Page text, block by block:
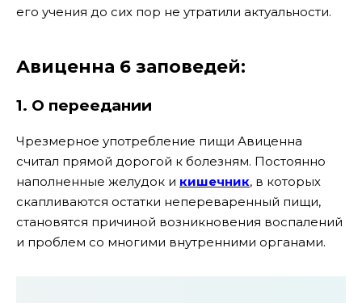
его учения до сих пор не утратили актуальности.
Авиценна 6 заповедей:
1. О переедании
Чрезмерное употребление пищи Авиценна
считал прямой дорогой к болезням. Постоянно
наполненные желудок и кишечник, в которых
скапливаются остатки непереваренный пищи,
становятся причиной возникновения воспалений
и проблем со многими внутренними органами.